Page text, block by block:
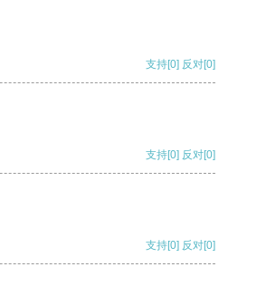
支持[0] 反对[0]
支持[0] 反对[0]
支持[0] 反对[0]